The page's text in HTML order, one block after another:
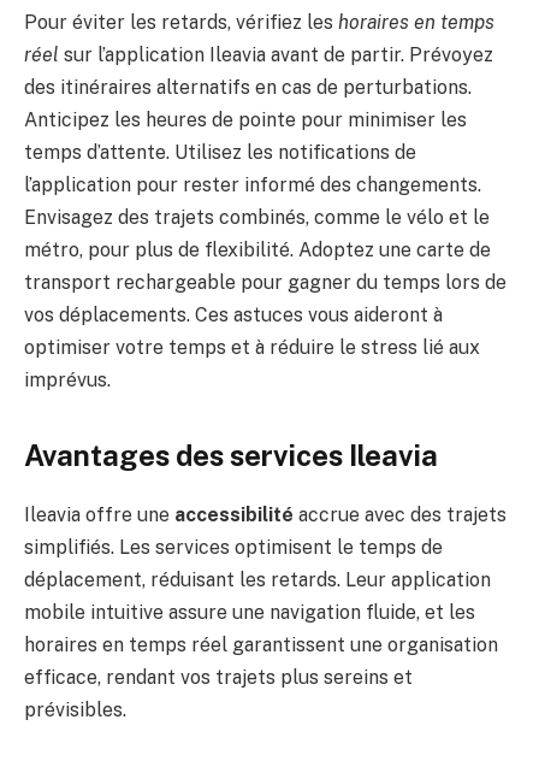
Pour éviter les retards, vérifiez les horaires en temps
réel sur l’application Ileavia avant de partir. Prévoyez
des itinéraires alternatifs en cas de perturbations.
Anticipez les heures de pointe pour minimiser les
temps d’attente. Utilisez les notifications de
l’application pour rester informé des changements.
Envisagez des trajets combinés, comme le vélo et le
métro, pour plus de flexibilité. Adoptez une carte de
transport rechargeable pour gagner du temps lors de
vos déplacements. Ces astuces vous aideront à
optimiser votre temps et à réduire le stress lié aux
imprévus.
Avantages des services Ileavia
Ileavia offre une accessibilité accrue avec des trajets
simplifiés. Les services optimisent le temps de
déplacement, réduisant les retards. Leur application
mobile intuitive assure une navigation fluide, et les
horaires en temps réel garantissent une organisation
efficace, rendant vos trajets plus sereins et
prévisibles.